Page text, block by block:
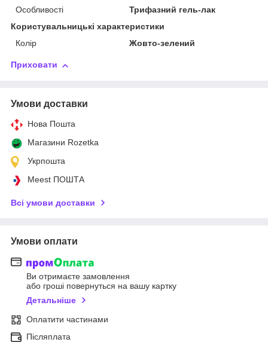
Особливості
Трифазний гель-лак
Користувальницькі характеристики
Колір
Жовто-зелений
Приховати
Умови доставки
Нова Пошта
Магазини Rozetka
Укрпошта
Meest ПОШТА
Всі умови доставки
Умови оплати
Ви отримаєте замовлення
або гроші повернуться на вашу картку
Детальніше
Оплатити частинами
Післяплата